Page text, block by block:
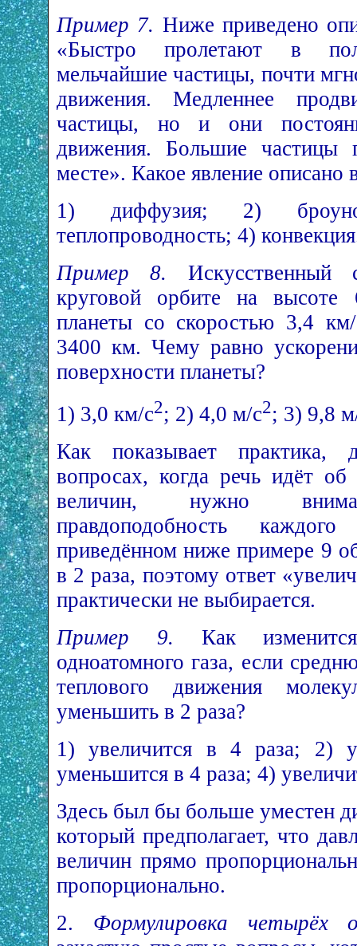
Пример 7. Ниже приведено
«Быстро пролетают в
мельчайшие частицы, почти
движения. Медленнее
частицы, но и они
движения. Большие частицы
месте». Какое явление описано
1) диффузия; 2)
теплопроводность; 4)
Пример 8. Искусственный
круговой орбите на
планеты со скоростью 3,4
3400 км. Чему равно
поверхности планеты?
1) 3,0 км/с2; 2) 4,0 м/с2; 3) 9,8
Как показывает
вопросах, когда речь идёт
величин, нужно
правдоподобность
приведённом ниже примере 9
в 2 раза, поэтому ответ
практически не выбирается.
Пример 9. Как
одноатомного газа, если
теплового движения
уменьшить в 2 раза?
1) увеличится в 4 раза; 2)
уменьшится в 4 раза; 4)
Здесь был бы больше уместен
который предполагает, что
величин прямо
пропорционально.
2. Формулировка четырёх